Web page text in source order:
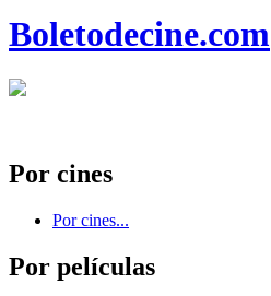
Boletodecine.com
Por cines
Por cines...
Por películas